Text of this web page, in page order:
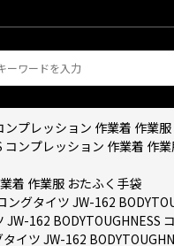
ンプレッション 作業着 作業
コンプレッション 作業着 作
着 作業服 おたふく手袋
ングタイツ JW-162
162 BODYTOUGHNESS
イツ JW-162